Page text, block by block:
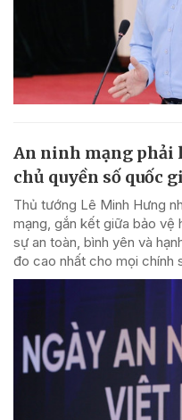
An ninh mạng phải
chủ quyền số quốc
Thủ tướng Lê Minh Hưng
mạng, gắn kết giữa bảo vệ
sự an toàn, bình yên và
đo cao nhất cho mọi chính